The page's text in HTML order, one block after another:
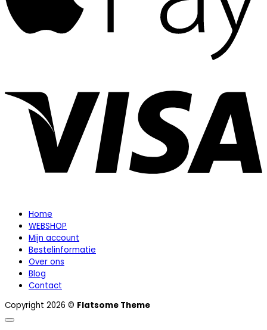
Home
WEBSHOP
Mijn account
Bestelinformatie
Over ons
Blog
Contact
Copyright 2026 © Flatsome Theme